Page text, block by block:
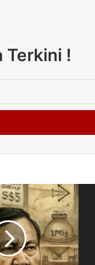
Terkini !